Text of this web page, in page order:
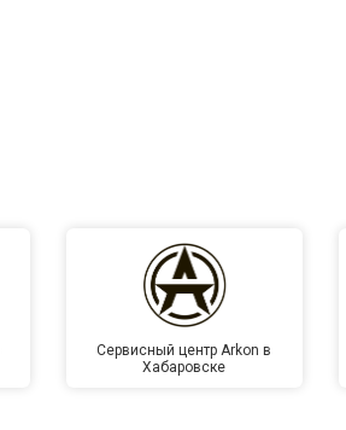
Сервисный центр Arkon в
Хабаровске